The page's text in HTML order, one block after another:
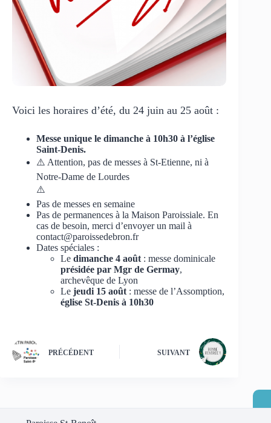
Voici les horaires d’été, du 24 juin au 25 août :
Messe unique le dimanche à 10h30 à l’église
Saint-Denis.
⚠️ Attention, pas de messes à St-Etienne, ni à
Notre-Dame de Lourdes
⚠️
Pas de messes en semaine
Pas de permanences à la Maison Paroissiale. En
cas de besoin, merci d’envoyer un mail à
contact@paroissedebron.fr
Dates spéciales :
Le dimanche 4 août : messe dominicale
présidée par Mgr de Germay,
archevêque de Lyon
Le jeudi 15 août : messe de l’Assomption,
église St-Denis à 10h30
PRÉCÉDENT SUIVANT